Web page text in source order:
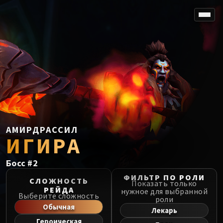
Rotmire
VS / DR / MQD
Imperator Averzian
Vorasius
Vaelgor & Ezzorak
Fallen-King Salhadaar
Lightblinded Vanguard
Crown of the Cosmos
Chimaerus the Undreamt God
Midnight Falls
SIEGE OF ORGRIMMAR
Immerseus
Fallen Protectors
АМИРДРАССИЛ
ИГИРА
Босс #2
СЛОЖНОСТЬ
РЕЙДА
Выберите сложность
Обычная
ФИЛЬТР ПО РОЛИ
Показать только
нужное для выбранной
роли
Лекарь